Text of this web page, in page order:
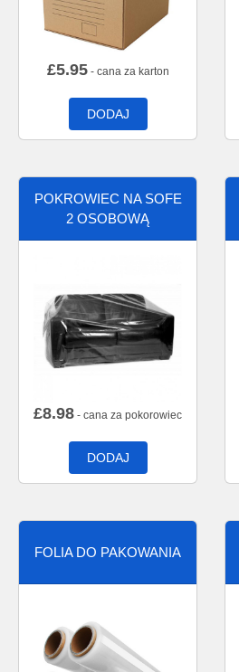
£5.95- cana za karton
DODAJ
POKROWIEC NA SOFE
2 OSOBOWĄ
£8.98 - cana za pokorowiec
DODAJ
FOLIA DO PAKOWANIA